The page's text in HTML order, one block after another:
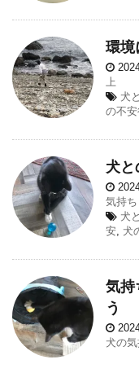
環境
上
犬
の不
犬と
気持ち
犬
安 犬
気持
う
犬の